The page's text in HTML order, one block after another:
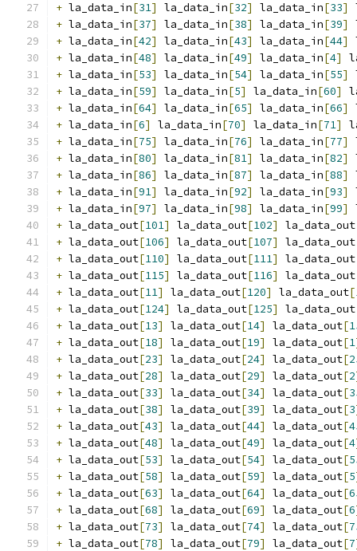
+ la_data_in[31] la_data_in[32] la_data_in[33]
+ la_data_in[37] la_data_in[38] la_data_in[39]
+ la_data_in[42] la_data_in[43] la_data_in[44]
+ la_data_in[48] la_data_in[49] la_data_in[4]
+ la_data_in[53] la_data_in[54] la_data_in[55]
+ la_data_in[59] la_data_in[5] la_data_in[60]
+ la_data_in[64] la_data_in[65] la_data_in[66]
+ la_data_in[6] la_data_in[70] la_data_in[71]
+ la_data_in[75] la_data_in[76] la_data_in[77]
+ la_data_in[80] la_data_in[81] la_data_in[82]
+ la_data_in[86] la_data_in[87] la_data_in[88]
+ la_data_in[91] la_data_in[92] la_data_in[93]
+ la_data_in[97] la_data_in[98] la_data_in[99]
+ la_data_out[101] la_data_out[102] la_data_out
+ la_data_out[106] la_data_out[107] la_data_out
+ la_data_out[110] la_data_out[111] la_data_out
+ la_data_out[115] la_data_out[116] la_data_out
+ la_data_out[11] la_data_out[120] la_data_out[
+ la_data_out[124] la_data_out[125] la_data_out
+ la_data_out[13] la_data_out[14] la_data_out[
+ la_data_out[18] la_data_out[19] la_data_out[1
+ la_data_out[23] la_data_out[24] la_data_out[
+ la_data_out[28] la_data_out[29] la_data_out[2
+ la_data_out[33] la_data_out[34] la_data_out[
+ la_data_out[38] la_data_out[39] la_data_out[3
+ la_data_out[43] la_data_out[44] la_data_out[
+ la_data_out[48] la_data_out[49] la_data_out[4
+ la_data_out[53] la_data_out[54] la_data_out[
+ la_data_out[58] la_data_out[59] la_data_out[5
+ la_data_out[63] la_data_out[64] la_data_out[
+ la_data_out[68] la_data_out[69] la_data_out[6
+ la_data_out[73] la_data_out[74] la_data_out[
+ la_data_out[78] la_data_out[79] la_data_out[7